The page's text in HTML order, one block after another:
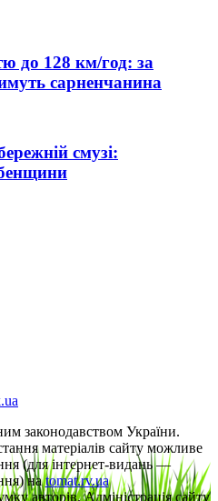
до 128 км/год: за
сарненчанина
смузі:
законодавством України.
матеріалів сайту можливе
(для інтернет-видань —
наtomat.rv.ua
авторів. Адміністрація сайту